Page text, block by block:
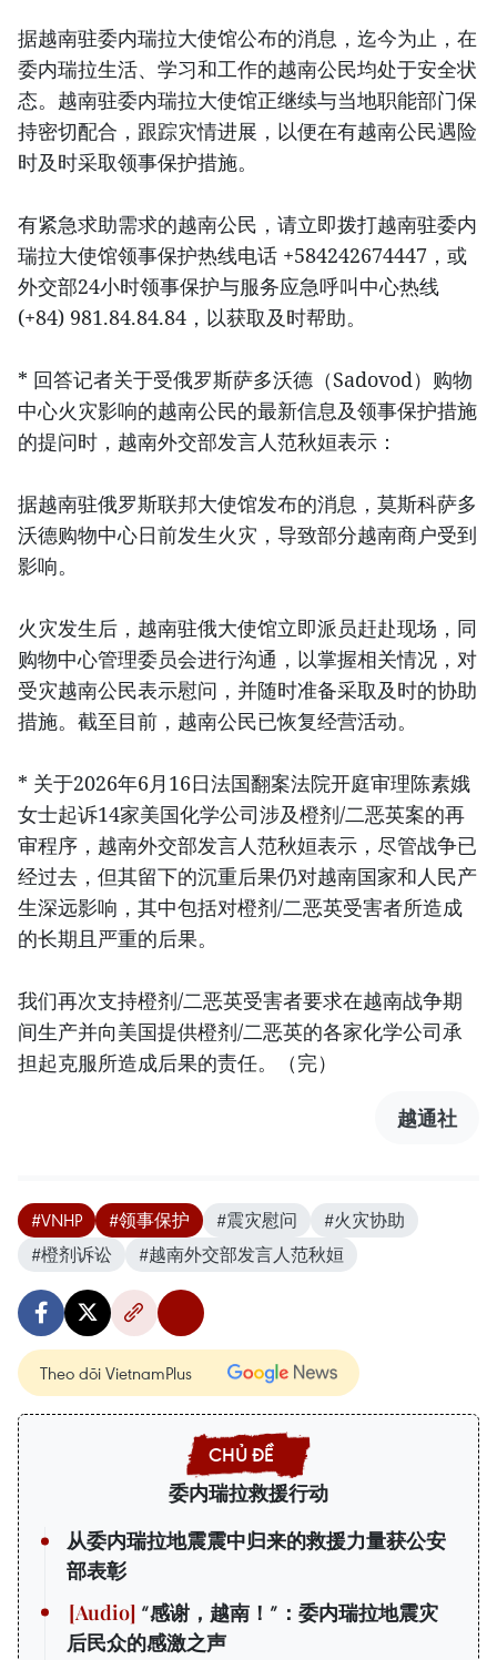
据越南驻委内瑞拉大使馆公布的消息，迄今为止，在
委内瑞拉生活、学习和工作的越南公民均处于安全状
态。越南驻委内瑞拉大使馆正继续与当地职能部门保
持密切配合，跟踪灾情进展，以便在有越南公民遇险
时及时采取领事保护措施。
有紧急求助需求的越南公民，请立即拨打越南驻委内
瑞拉大使馆领事保护热线电话 +584242674447，或
外交部24小时领事保护与服务应急呼叫中心热线
(+84) 981.84.84.84，以获取及时帮助。
* 回答记者关于受俄罗斯萨多沃德（Sadovod）购物
中心火灾影响的越南公民的最新信息及领事保护措施
的提问时，越南外交部发言人范秋姮表示：
据越南驻俄罗斯联邦大使馆发布的消息，莫斯科萨多
沃德购物中心日前发生火灾，导致部分越南商户受到
影响。
火灾发生后，越南驻俄大使馆立即派员赶赴现场，同
购物中心管理委员会进行沟通，以掌握相关情况，对
受灾越南公民表示慰问，并随时准备采取及时的协助
措施。截至目前，越南公民已恢复经营活动。
* 关于2026年6月16日法国翻案法院开庭审理陈素娥
女士起诉14家美国化学公司涉及橙剂/二恶英案的再
审程序，越南外交部发言人范秋姮表示，尽管战争已
经过去，但其留下的沉重后果仍对越南国家和人民产
生深远影响，其中包括对橙剂/二恶英受害者所造成
的长期且严重的后果。
我们再次支持橙剂/二恶英受害者要求在越南战争期
间生产并向美国提供橙剂/二恶英的各家化学公司承
担起克服所造成后果的责任。（完）
越通社
#VNHP #领事保护 #震灾慰问
#火灾协助
#橙剂诉讼
#越南外交部发言人范秋姮
Theo dõi VietnamPlus
委内瑞拉救援行动
从委内瑞拉地震震中归来的救援力量获公安
部表彰
“感谢，越南！”：委内瑞拉地震灾
后民众的感激之声